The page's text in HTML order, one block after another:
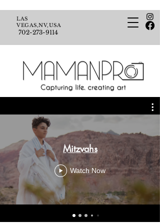
LAS
VEGAS,NV,USA
702-273-9114
Mitzvahs
Watch Now